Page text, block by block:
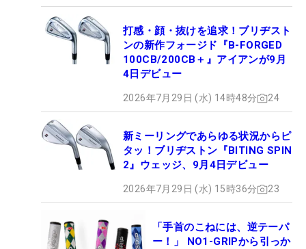
打感・顔・抜けを追求！ブリヂスト
ンの新作フォージド『B-FORGED
100CB/200CB＋』アイアンが9月
4日デビュー
2026年7月29日 (水) 14時48分 24
新ミーリングであらゆる状況からピ
タッ！ブリヂストン『BITING SPIN
2』ウェッジ、9月4日デビュー
2026年7月29日 (水) 15時36分 23
「手首のこねには、逆テーパ
ー！」 NO1-GRIPから引っか